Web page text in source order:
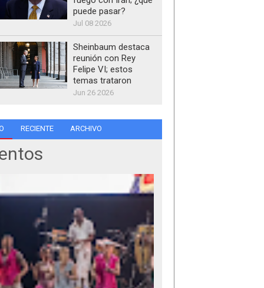
puede pasar?
Jul 08 2026
Sheinbaum destaca
reunión con Rey
Felipe VI; estos
temas trataron
Jun 26 2026
RECIENTE ARCHIVO